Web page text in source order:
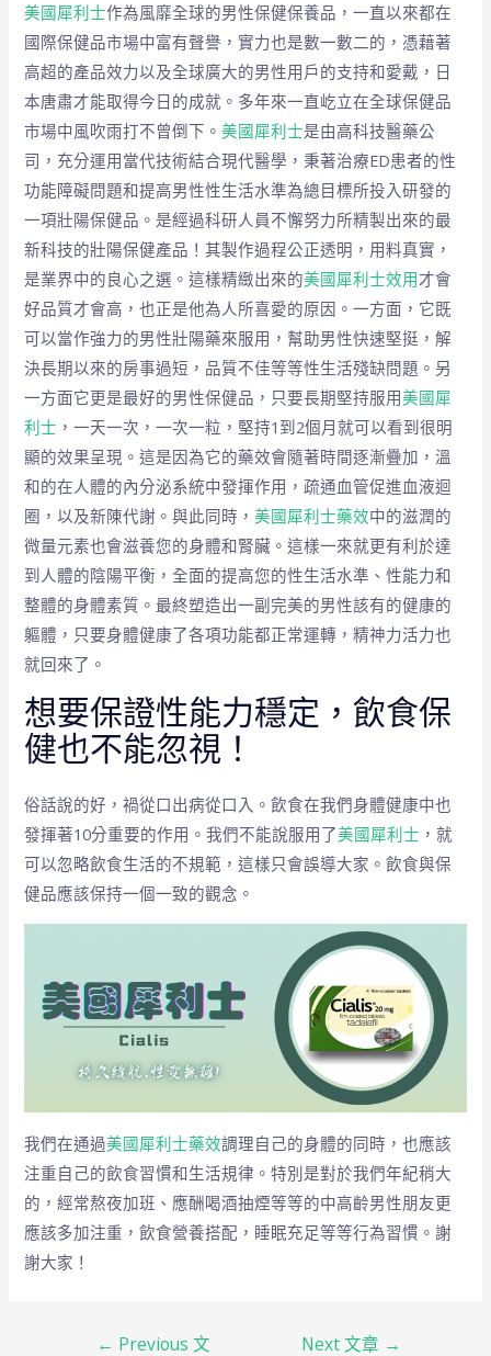
美國犀利士作為風靡全球的男性保健保養品，一直以來都在
國際保健品市場中富有聲譽，實力也是數一數二的，憑藉著
高超的產品效力以及全球廣大的男性用戶的支持和愛戴，日
本唐肅才能取得今日的成就。多年來一直屹立在全球保健品
市場中風吹雨打不曾倒下。美國犀利士是由高科技醫藥公
司，充分運用當代技術結合現代醫學，秉著治療ED患者的性
功能障礙問題和提高男性性生活水準為總目標所投入研發的
一項壯陽保健品。是經過科研人員不懈努力所精製出來的最
新科技的壯陽保健產品！其製作過程公正透明，用料真實，
是業界中的良心之選。這樣精緻出來的美國犀利士效用才會
好品質才會高，也正是他為人所喜愛的原因。一方面，它既
可以當作強力的男性壯陽藥來服用，幫助男性快速堅挺，解
決長期以來的房事過短，品質不佳等等性生活殘缺問題。另
一方面它更是最好的男性保健品，只要長期堅持服用美國犀
利士 ，一天一次，一次一粒，堅持1到2個月就可以看到很明
顯的效果呈現。這是因為它的藥效會隨著時間逐漸疊加，溫
和的在人體的內分泌系統中發揮作用，疏通血管促進血液迴
圈，以及新陳代謝。與此同時，美國犀利士藥效中的滋潤的
微量元素也會滋養您的身體和腎臟。這樣一來就更有利於達
到人體的陰陽平衡，全面的提高您的性生活水準、性能力和
整體的身體素質。最終塑造出一副完美的男性該有的健康的
軀體，只要身體健康了各項功能都正常運轉，精神力活力也
就回來了。
想要保證性能力穩定，飲食保
健也不能忽視！
俗話說的好，禍從口出病從口入。飲食在我們身體健康中也
發揮著10分重要的作用。我們不能說服用了美國犀利士 ，就
可以忽略飲食生活的不規範，這樣只會誤導大家。飲食與保
健品應該保持一個一致的觀念。
我們在通過美國犀利士藥效調理自己的身體的同時，也應該
注重自己的飲食習慣和生活規律。特別是對於我們年紀稍大
的，經常熬夜加班、應酬喝酒抽煙等等的中高齡男性朋友更
應該多加注重，飲食營養搭配，睡眠充足等等行為習慣。謝
謝大家！
← Previous 文 Next 文章 →